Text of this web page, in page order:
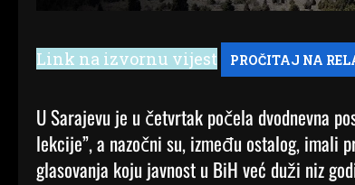
Link na izvornu vijest
U Sarajevu je u četvrtak počela dvodnevna
lekcije”, a nazočni su, između ostalog, imali
glasovanja koju javnost u BiH već duži niz